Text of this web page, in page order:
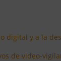
digital y a la
de video-